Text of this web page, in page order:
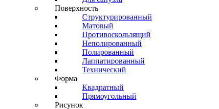
Поверхность
Структурированный
Матовый
Противоскользящий
Неполированный
Полированный
Лаппатированный
Технический
Форма
Квадратный
Прямоугольный
Рисунок